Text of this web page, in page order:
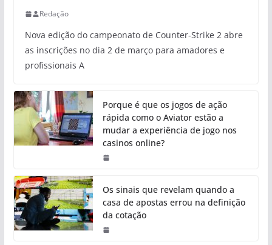
Redação
Nova edição do campeonato de Counter-Strike 2 abre
as inscrições no dia 2 de março para amadores e
profissionais A
Porque é que os jogos de ação
rápida como o Aviator estão a
mudar a experiência de jogo nos
casinos online?
Os sinais que revelam quando a
casa de apostas errou na definição
da cotação